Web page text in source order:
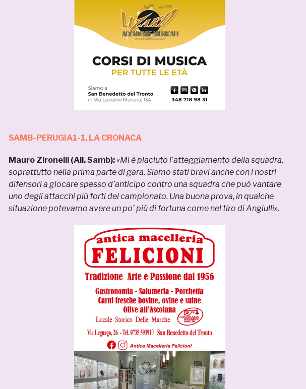
SAMB-PERUGIA1-1, LA CRONACA
Mauro Zironelli (All. Samb):«Mi è piaciuto l’atteggiamento della squadra,
soprattutto nella prima parte di gara. Siamo stati bravi anche con i nostri
difensori a giocare spesso d’anticipo contro una squadra che può vantare
uno degli attacchi più forti del campionato. Una buona prova, in qualche
situazione potevamo avere un po’ più di fortuna come nel tiro di Angiulli».